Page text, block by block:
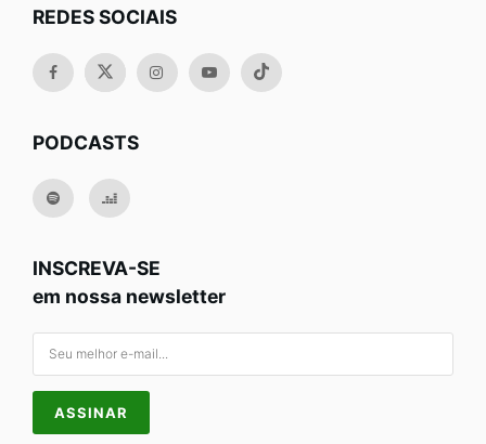
REDES SOCIAIS
PODCASTS
INSCREVA-SE
em nossa newsletter